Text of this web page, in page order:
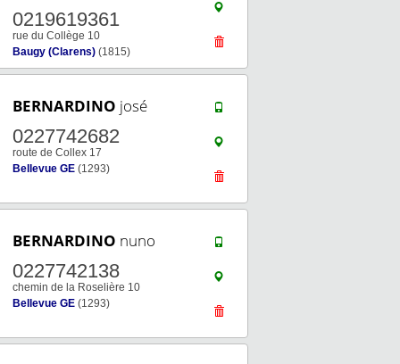
0219619361
rue du Collège 10
Baugy (Clarens) (1815)
BERNARDINO josé
0227742682
route de Collex 17
Bellevue GE (1293)
BERNARDINO nuno
0227742138
chemin de la Roselière 10
Bellevue GE (1293)